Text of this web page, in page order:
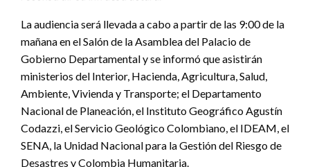
La audiencia será llevada a cabo a partir de las 9:00 de la
mañana en el Salón de la Asamblea del Palacio de
Gobierno Departamental y se informó que asistirán
ministerios del Interior, Hacienda, Agricultura, Salud,
Ambiente, Vivienda y Transporte; el Departamento
Nacional de Planeación, el Instituto Geográfico Agustín
Codazzi, el Servicio Geológico Colombiano, el IDEAM, el
SENA, la Unidad Nacional para la Gestión del Riesgo de
Desastres y Colombia Humanitaria.